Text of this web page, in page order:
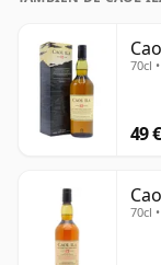
70cl
49 €
70cl